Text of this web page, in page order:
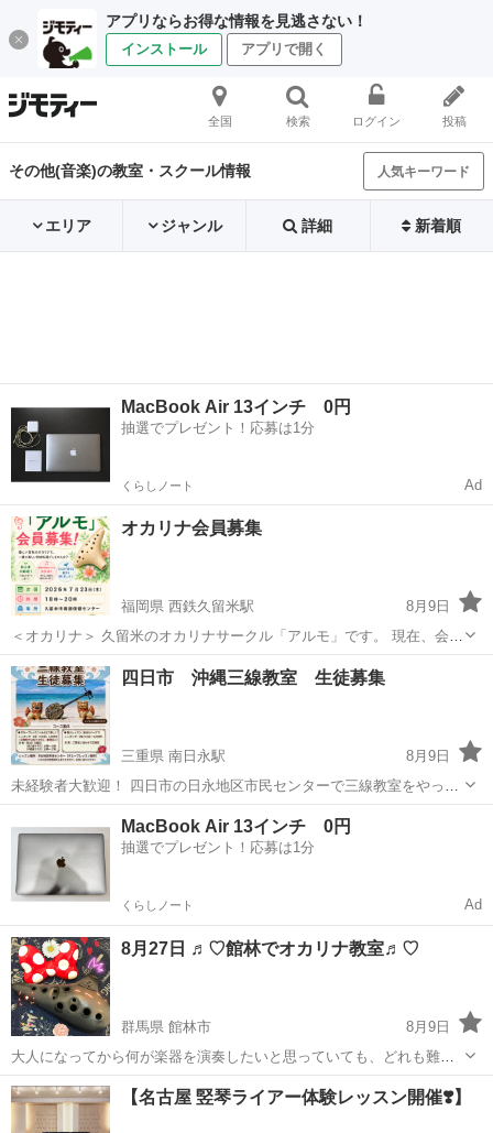
アプリならお得な情報を見逃さない！
インストール アプリで開く
全国 検索 ログイン 投稿
その他(音楽)の教室・スクール情報 人気キーワード
エリア ジャンル 詳細 新着順
MacBook Air 13インチ 0円
抽選でプレゼント！応募は1分
くらしノート Ad
オカリナ会員募集
福岡県 西鉄久留米駅
8月9日
＜オカリナ＞ 久留米のオカリナサークル「アルモ」です。 現在、会員
募集中、初心者大歓迎です！ プロの講師が分かり易く丁寧に指導致し
ます。 【開催日】毎月 第２・第４ 木曜日 【次 回】２０２６年...
福岡 久留米市 西鉄久留米駅 その他 オカリナ
四日市 沖縄三線教室 生徒募集
三重県 南日永駅
8月9日
未経験者大歓迎！ 四日市の日永地区市民センターで三線教室をやって
います。 現在、初心者クラスに空きが出た為、生徒さんを募集しま
す。 ※ 個人レッスンは随時募集しております。 グループレッスン日
時は基本的に月1回日曜日で、日...
その他 三線
MacBook Air 13インチ 0円
抽選でプレゼント！応募は1分
くらしノート Ad
8月27日 ♬︎♡館林でオカリナ教室♬︎♡
群馬県 館林市
8月9日
大人になってから何が楽器を演奏したいと思っていても、どれも難し
そう！そんな貴方にピッタリなのがオカリナ！！ 楽譜が読めなくて
も、楽器を吹いたことなくても大丈夫！ 独奏～アンサンブルまで幅広
く楽しめる楽器です！ 腹式呼吸を使う...
群馬 館林市 その他 オカリナ
【名古屋 竪琴ライアー体験レッスン開催❣️】